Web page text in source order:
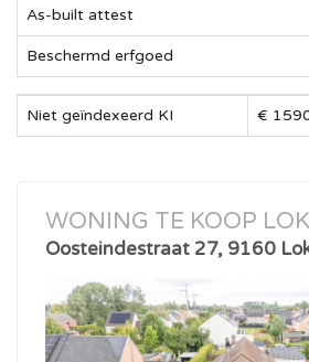
As-built attest
Beschermd erfgoed
Niet geïndexeerd KI €
WONING TE KOOP
Oosteindestraat 27, 9160